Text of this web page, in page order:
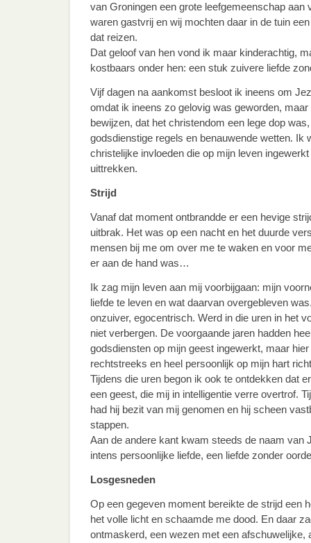
van Groningen een grote leefgemeenschap aan
waren gastvrij en wij mochten daar in de tuin
dat reizen.
Dat geloof van hen vond ik maar kinderachtig,
kostbaars onder hen: een stuk zuivere liefde
Vijf dagen na aankomst besloot ik ineens om
omdat ik ineens zo gelovig was geworden,
bewijzen, dat het christendom een lege dop
godsdienstige regels en benauwende wetten. Ik
christelijke invloeden die op mijn leven
uittrekken.
Strijd
Vanaf dat moment ontbrandde er een hevige
uitbrak. Het was op een nacht en het duurde
mensen bij me om over me te waken en voor
er aan de hand was…
Ik zag mijn leven aan mij voorbijgaan: mijn
liefde te leven en wat daarvan overgebleven
onzuiver, egocentrisch. Werd in die uren in het
niet verbergen. De voorgaande jaren hadden
godsdiensten op mijn geest ingewerkt, maar
rechtstreeks en heel persoonlijk op mijn hart
Tijdens die uren begon ik ook te ontdekken dat
een geest, die mij in intelligentie verre overtrof.
had hij bezit van mij genomen en hij scheen
stappen.
Aan de andere kant kwam steeds de naam van
intens persoonlijke liefde, een liefde zonder
Losgesneden
Op een gegeven moment bereikte de strijd een
het volle licht en schaamde me dood. En daar
ontmaskerd, een wezen met een afschuwelijke,